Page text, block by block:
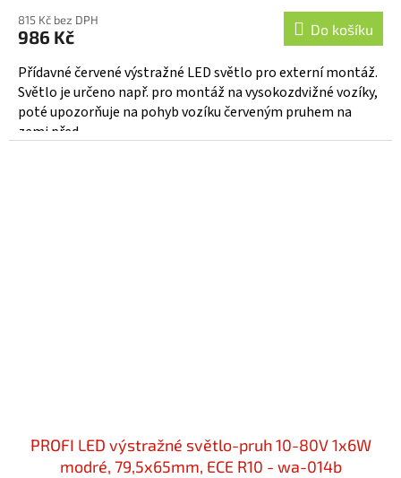
815 Kč bez DPH
986 Kč Do košíku
Přídavné červené výstražné LED světlo pro externí montáž.
Světlo je určeno např. pro montáž na vysokozdvižné vozíky,
poté upozorňuje na pohyb vozíku červeným pruhem na
zemi před...
PROFI LED výstražné světlo-pruh 10-80V 1x6W
modré, 79,5x65mm, ECE R10 - wa-014b